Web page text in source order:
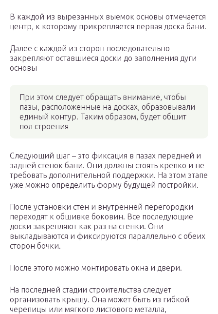
В каждой из вырезанных выемок основы отмечается
центр, к которому прикрепляется первая доска бани.
Далее с каждой из сторон последовательно
закрепляют оставшиеся доски до заполнения дуги
основы
При этом следует обращать внимание, чтобы
пазы, расположенные на досках, образовывали
единый контур. Таким образом, будет обшит
пол строения
Следующий шаг – это фиксация в пазах передней и
задней стенок бани. Они должны стоять крепко и не
требовать дополнительной поддержки. На этом этапе
уже можно определить форму будущей постройки.
После установки стен и внутренней перегородки
переходят к обшивке боковин. Все последующие
доски закрепляют как раз на стенки. Они
выкладываются и фиксируются параллельно с обеих
сторон бочки.
После этого можно монтировать окна и двери.
На последней стадии строительства следует
организовать крышу. Она может быть из гибкой
черепицы или мягкого листового металла,